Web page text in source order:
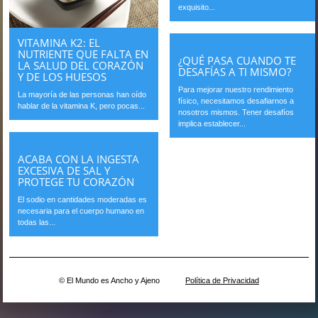
VITAMINA K2: EL
NUTRIENTE QUE FALTA EN
LA SALUD DEL CORAZÓN
Y DE LOS HUESOS
La mayoría de las personas han oído
hablar de la vitamina K, pero pocas...
exquisito...
¿QUÉ PASA CUANDO TE
DESAFÍAS A TI MISMO?
Para mejorar nuestro rendimiento
físico, necesitamos desafiarnos a
nosotros mismos. Tener desafíos
implica establecer...
ACABA CON LA INGESTA
EXCESIVA DE SAL Y
PROTEGE TU CORAZÓN
El sodio en cantidades moderadas es
necesaria para el cuerpo humano en
todas las...
© El Mundo es Ancho y Ajeno Política de Privacidad